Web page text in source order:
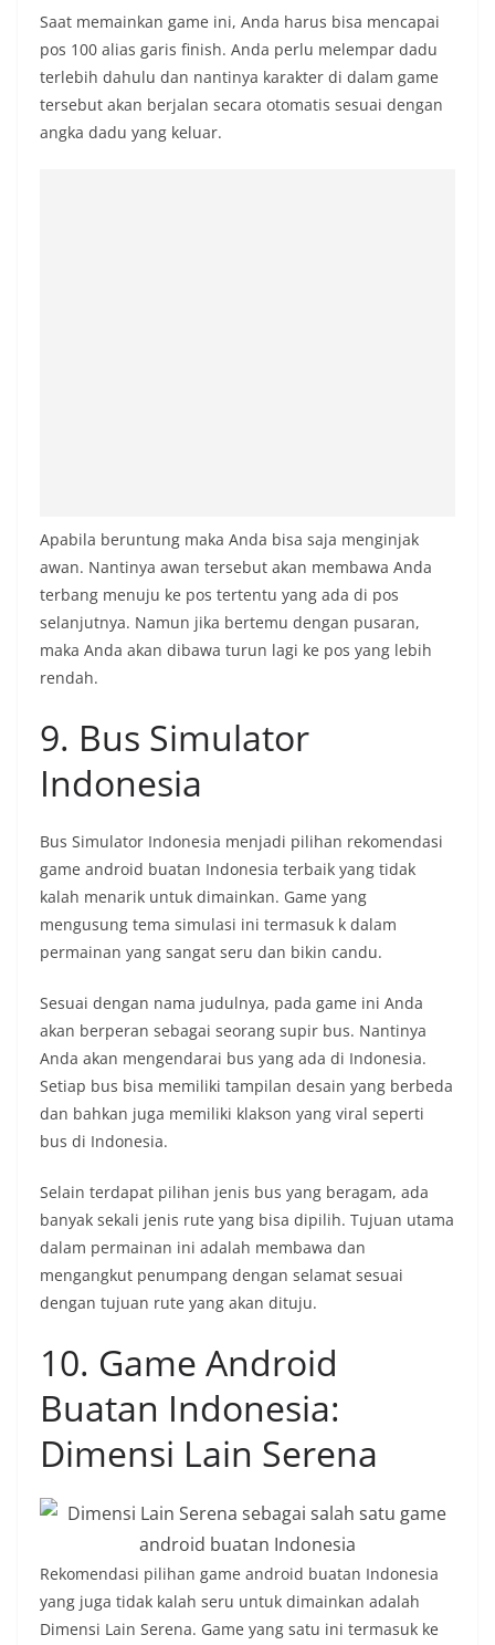
Saat memainkan game ini, Anda harus bisa mencapai
pos 100 alias garis finish. Anda perlu melempar dadu
terlebih dahulu dan nantinya karakter di dalam game
tersebut akan berjalan secara otomatis sesuai dengan
angka dadu yang keluar.
Apabila beruntung maka Anda bisa saja menginjak
awan. Nantinya awan tersebut akan membawa Anda
terbang menuju ke pos tertentu yang ada di pos
selanjutnya. Namun jika bertemu dengan pusaran,
maka Anda akan dibawa turun lagi ke pos yang lebih
rendah.
9. Bus Simulator
Indonesia
Bus Simulator Indonesia menjadi pilihan rekomendasi
game android buatan Indonesia terbaik yang tidak
kalah menarik untuk dimainkan. Game yang
mengusung tema simulasi ini termasuk k dalam
permainan yang sangat seru dan bikin candu.
Sesuai dengan nama judulnya, pada game ini Anda
akan berperan sebagai seorang supir bus. Nantinya
Anda akan mengendarai bus yang ada di Indonesia.
Setiap bus bisa memiliki tampilan desain yang berbeda
dan bahkan juga memiliki klakson yang viral seperti
bus di Indonesia.
Selain terdapat pilihan jenis bus yang beragam, ada
banyak sekali jenis rute yang bisa dipilih. Tujuan utama
dalam permainan ini adalah membawa dan
mengangkut penumpang dengan selamat sesuai
dengan tujuan rute yang akan dituju.
10. Game Android
Buatan Indonesia:
Dimensi Lain Serena
Rekomendasi pilihan game android buatan Indonesia
yang juga tidak kalah seru untuk dimainkan adalah
Dimensi Lain Serena. Game yang satu ini termasuk ke